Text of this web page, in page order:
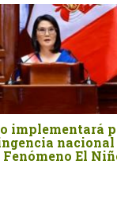
pagarán
empresas